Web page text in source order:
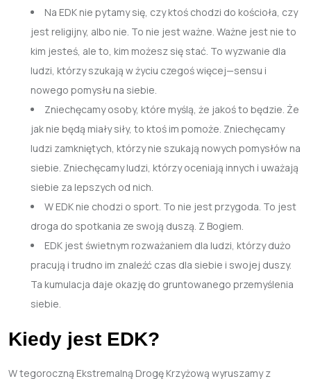
Na EDK nie pytamy się, czy ktoś chodzi do kościoła, czy
jest religijny, albo nie. To nie jest ważne. Ważne jest nie to
kim jesteś, ale to, kim możesz się stać. To wyzwanie dla
ludzi, którzy szukają w życiu czegoś więcej—sensu i
nowego pomysłu na siebie.
Zniechęcamy osoby, które myślą, że jakoś to będzie. Że
jak nie będą miały siły, to ktoś im pomoże. Zniechęcamy
ludzi zamkniętych, którzy nie szukają nowych pomysłów na
siebie. Zniechęcamy ludzi, którzy oceniają innych i uważają
siebie za lepszych od nich.
W EDK nie chodzi o sport. To nie jest przygoda. To jest
droga do spotkania ze swoją duszą. Z Bogiem.
EDK jest świetnym rozważaniem dla ludzi, którzy dużo
pracują i trudno im znaleźć czas dla siebie i swojej duszy.
Ta kumulacja daje okazję do gruntowanego przemyślenia
siebie.
Kiedy jest EDK?
W tegoroczną Ekstremalną Drogę Krzyżową wyruszamy z